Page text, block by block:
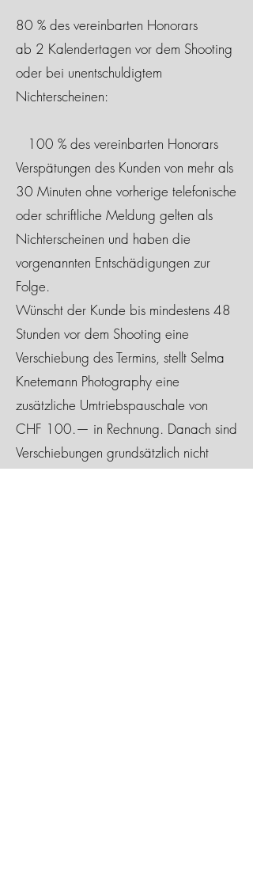
80 % des vereinbarten Honorars
ab 2 Kalendertagen vor dem Shooting
oder bei unentschuldigtem
Nichterscheinen:
100 % des vereinbarten Honorars
Verspätungen des Kunden von mehr als
30 Minuten ohne vorherige telefonische
oder schriftliche Meldung gelten als
Nichterscheinen und haben die
vorgenannten Entschädigungen zur
Folge.
Wünscht der Kunde bis mindestens 48
Stunden vor dem Shooting eine
Verschiebung des Termins, stellt Selma
Knetemann Photography eine
zusätzliche Umtriebspauschale von
CHF 100.— in Rechnung. Danach sind
Verschiebungen grundsätzlich nicht